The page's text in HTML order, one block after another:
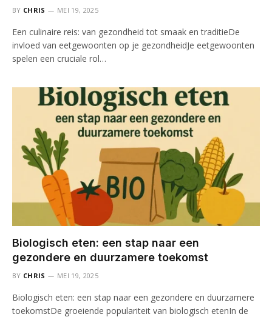
BY CHRIS MEI 19, 2025
Een culinaire reis: van gezondheid tot smaak en traditieDe
invloed van eetgewoonten op je gezondheidJe eetgewoonten
spelen een cruciale rol…
Biologisch eten: een stap naar een
gezondere en duurzamere toekomst
BY CHRIS MEI 19, 2025
Biologisch eten: een stap naar een gezondere en duurzamere
toekomstDe groeiende populariteit van biologisch etenIn de